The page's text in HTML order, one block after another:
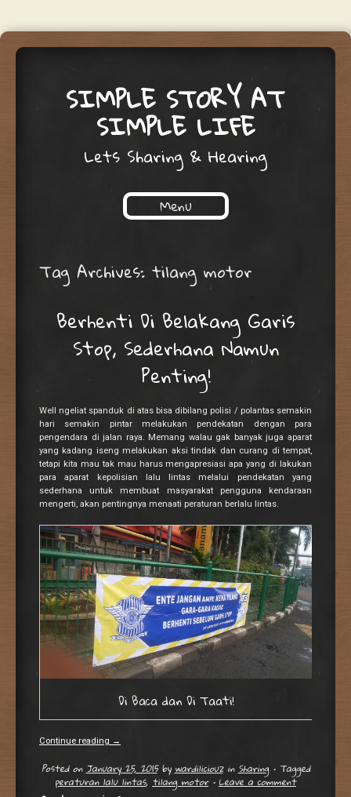
SIMPLE STORY AT
SIMPLE LIFE
Lets Sharing & Hearing
Menu
Tag Archives: tilang motor
Berhenti Di Belakang Garis
Stop, Sederhana Namun
Penting!
Well ngeliat spanduk di atas bisa dibilang polisi / polantas semakin
hari semakin pintar melakukan pendekatan dengan para
pengendara di jalan raya. Memang walau gak banyak juga aparat
yang kadang iseng melakukan aksi tindak dan curang di tempat,
tetapi kita mau tak mau harus mengapresiasi apa yang di lakukan
para aparat kepolisian lalu lintas melalui pendekatan yang
sederhana untuk membuat masyarakat pengguna kendaraan
mengerti, akan pentingnya menaati peraturan berlalu lintas.
Di Baca dan Di Taati!
Continue reading →
Posted on January 25, 2015by wardiliciouz in Sharing • Tagged
peraturan lalu lintas, tilang motor • Leave a comment